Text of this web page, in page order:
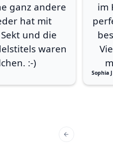
ganz andere
hat mit
und die
waren
:-)
im
Sophia J